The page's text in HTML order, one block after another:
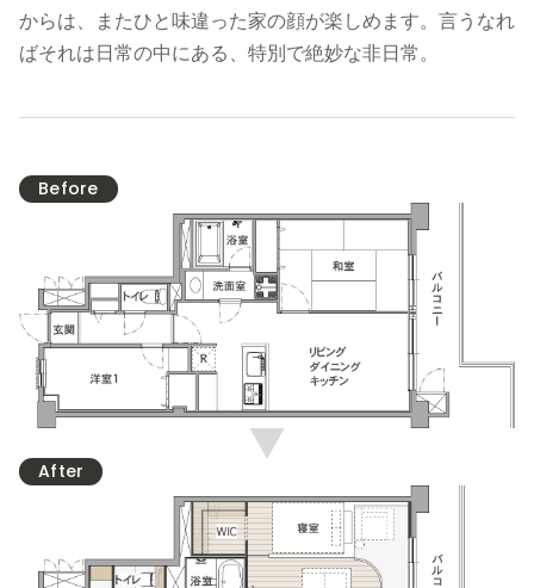
からは、またひと味違った家の顔が楽しめます。言うなれ
ばそれは日常の中にある、特別で絶妙な非日常。
Before
After